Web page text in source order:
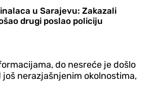
u Sarajevu: Zakazali
drugi poslao policiju
do nesreće je došlo
još nerazjašnjenim okolnostima,